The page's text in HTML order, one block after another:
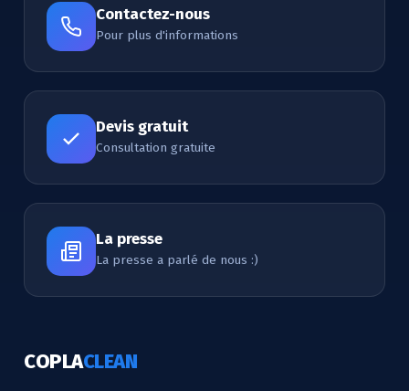
Contactez-nous
Pour plus d'informations
Devis gratuit
Consultation gratuite
La presse
La presse a parlé de nous :)
COPLACLEAN